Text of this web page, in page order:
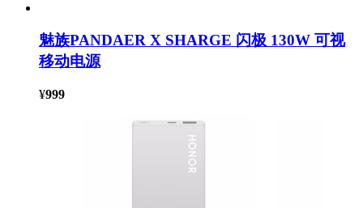
魅族PANDAER X SHARGE 闪极 130W 可视
移动电源
¥999